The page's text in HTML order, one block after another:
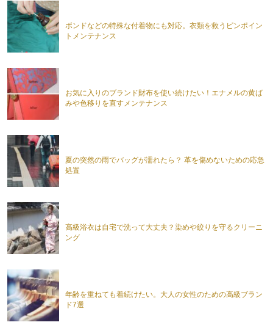
ボンドなどの特殊な付着物にも対応。衣類を救うピンポイン
トメンテナンス
お気に入りのブランド財布を使い続けたい！エナメルの黄ば
みや色移りを直すメンテナンス
夏の突然の雨でバッグが濡れたら？ 革を傷めないための応急
処置
高級浴衣は自宅で洗って大丈夫？染めや絞りを守るクリーニ
ング
年齢を重ねても着続けたい。大人の女性のための高級ブラン
ド7選